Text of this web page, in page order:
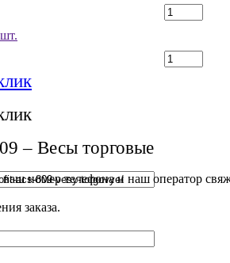
– Весы торговые
номер телефона и наш оператор
заказа.